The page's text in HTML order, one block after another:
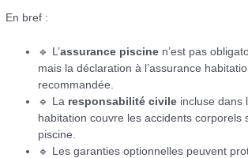
En bref :
🔹 L’assurance piscine n’est pas
mais la déclaration à l’assurance
recommandée.
🔹 La responsabilité civile incluse dans
habitation couvre les accidents corporels
piscine.
🔹 Les garanties optionnelles peuvent